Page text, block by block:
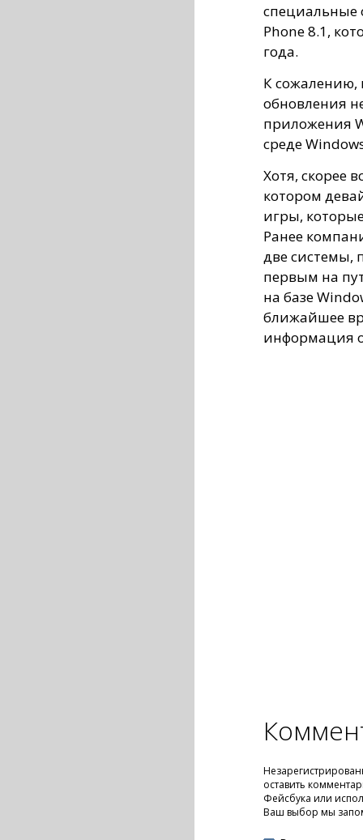
специальные
Phone 8.1,
года.
К сожалению,
обновления
приложения
среде
Хотя, скорее
котором
игры,
Ранее
две системы,
первым на
на базе
ближайшее
информация о
оставить
Фейсбука или
Ваш выбор мы